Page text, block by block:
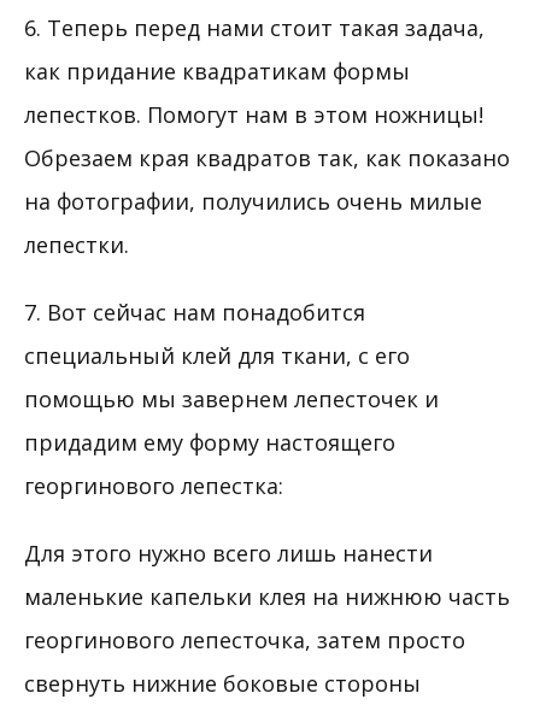
6. Теперь перед нами стоит такая задача,
как придание квадратикам формы
лепестков. Помогут нам в этом ножницы!
Обрезаем края квадратов так, как показано
на фотографии, получились очень милые
лепестки.
7. Вот сейчас нам понадобится
специальный клей для ткани, с его
помощью мы завернем лепесточек и
придадим ему форму настоящего
георгинового лепестка:
Для этого нужно всего лишь нанести
маленькие капельки клея на нижнюю часть
георгинового лепесточка, затем просто
свернуть нижние боковые стороны